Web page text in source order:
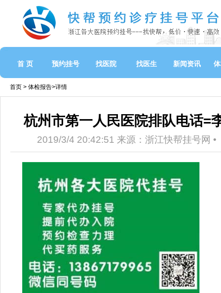
首 页 预约挂号 找医院 找医生 新闻资讯
首页 > 体检报告>详情
杭州市第一人民医院排队电话=
2019/3/4 20:42:51 来源：浙江快帮挂号网